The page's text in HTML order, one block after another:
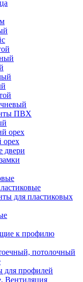
ПВХ
орех
орех
двери
для пластиковых
к профилю
потолочный
для профилей
Вентиляция